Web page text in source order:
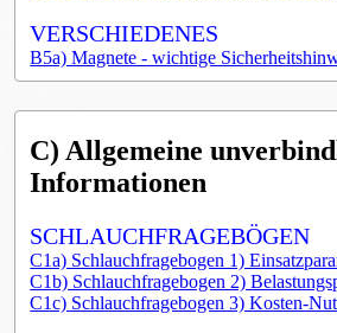
VERSCHIEDENES
B5a) Magnete - wichtige
C) Allgemeine
Informationen
SCHLAUCHFRAGEBÖGEN
C1a) Schlauchfragebogen 1)
C1b) Schlauchfragebogen 2)
C1c) Schlauchfragebogen 3) Kosten-